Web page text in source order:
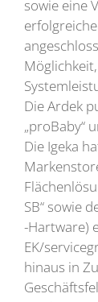
sowie eine
Die Ardek
„proBaby“
Die Igeka
SB“ sowie
-Hartware)
EK/
hinaus in